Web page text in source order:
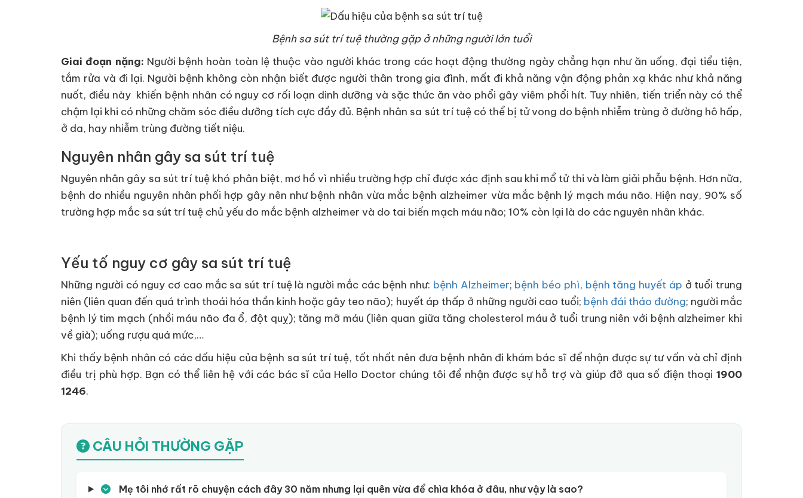
Bệnh sa sút trí tuệ thường gặp ở những người lớn tuổi
Giai đoạn nặng: Người bệnh hoàn toàn lệ thuộc vào người khác trong các hoạt động thường ngày chẳng hạn như ăn uống, đại tiểu tiện,
tắm rửa và đi lại. Người bệnh không còn nhận biết được người thân trong gia đình, mất đi khả năng vận động phản xạ khác như khả năng
nuốt, điều này khiến bệnh nhân có nguy cơ rối loạn dinh dưỡng và sặc thức ăn vào phổi gây viêm phổi hít. Tuy nhiên, tiến triển này có thể
chậm lại khi có những chăm sóc điều dưỡng tích cực đầy đủ. Bệnh nhân sa sút trí tuệ có thể bị tử vong do bệnh nhiễm trùng ở đường hô hấp,
ở da, hay nhiễm trùng đường tiết niệu.
Nguyên nhân gây sa sút trí tuệ
Nguyên nhân gây sa sút trí tuệ khó phân biệt, mơ hồ vì nhiều trường hợp chỉ được xác định sau khi mổ tử thi và làm giải phẫu bệnh. Hơn nữa,
bệnh do nhiều nguyên nhân phối hợp gây nên như bệnh nhân vừa mắc bệnh alzheimer vừa mắc bệnh lý mạch máu não. Hiện nay, 90% số
trường hợp mắc sa sút trí tuệ chủ yếu do mắc bệnh alzheimer và do tai biến mạch máu não; 10% còn lại là do các nguyên nhân khác.
Yếu tố nguy cơ gây sa sút trí tuệ
Những người có nguy cơ cao mắc sa sút trí tuệ là người mắc các bệnh như: bệnh Alzheimer; bệnh béo phì, bệnh tăng huyết áp ở tuổi trung
niên (liên quan đến quá trình thoái hóa thần kinh hoặc gây teo não); huyết áp thấp ở những người cao tuổi; bệnh đái tháo đường; người mắc
bệnh lý tim mạch (nhồi máu não đa ổ, đột quỵ); tăng mỡ máu (liên quan giữa tăng cholesterol máu ở tuổi trung niên với bệnh alzheimer khi
về già); uống rượu quá mức,…
Khi thấy bệnh nhân có các dấu hiệu của bệnh sa sút trí tuệ, tốt nhất nên đưa bệnh nhân đi khám bác sĩ để nhận được sự tư vấn và chỉ định
điều trị phù hợp. Bạn có thể liên hệ với các bác sĩ của Hello Doctor chúng tôi để nhận được sự hỗ trợ và giúp đỡ qua số điện thoại 1900
1246.
CÂU HỎI THƯỜNG GẶP
Mẹ tôi nhớ rất rõ chuyện cách đây 30 năm nhưng lại quên vừa để chìa khóa ở đâu, như vậy là sao?